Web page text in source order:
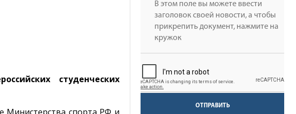
студенческих
ОТПРАВИТЬ